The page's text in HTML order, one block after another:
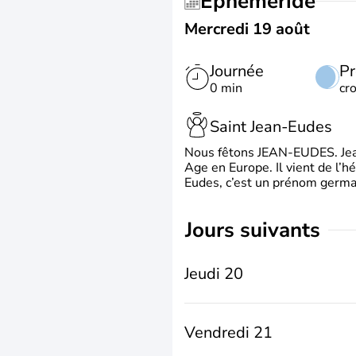
Mercredi 19 août
Journée
0 min
Saint Jean-Eudes
Nous fêtons JEAN-EUDES.
Age en Europe. Il vient de
Eudes, c’est un prénom
jours suivants
Jeudi 20
Vendredi 21